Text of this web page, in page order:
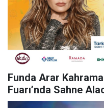
Funda Arar
Fuarı’nda Sahne